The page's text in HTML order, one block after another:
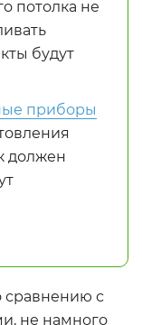
потолка не
будут
приборы
должен
сравнению с
не намного